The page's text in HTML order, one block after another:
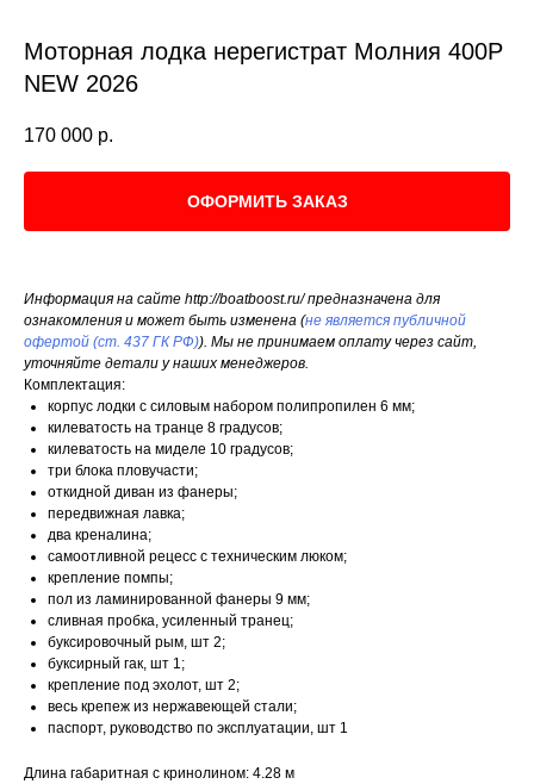
Моторная лодка нерегистрат Молния 400Р
NEW 2026
170 000 р.
ОФОРМИТЬ ЗАКАЗ
Информация на сайте http://boatboost.ru/ предназначена для
ознакомления и может быть изменена (не является публичной
офертой (ст. 437 ГК РФ)). Мы не принимаем оплату через сайт,
уточняйте детали у наших менеджеров.
Комплектация:
корпус лодки с силовым набором полипропилен 6 мм;
килеватость на транце 8 градусов;
килеватость на миделе 10 градусов;
три блока пловучасти;
откидной диван из фанеры;
передвижная лавка;
два креналина;
самоотливной рецесс с техническим люком;
крепление помпы;
пол из ламинированной фанеры 9 мм;
сливная пробка, усиленный транец;
буксировочный рым, шт 2;
буксирный гак, шт 1;
крепление под эхолот, шт 2;
весь крепеж из нержавеющей стали;
паспорт, руководство по эксплуатации, шт 1
Длинa гaбapитнaя c кpинолинoм: 4.28 м